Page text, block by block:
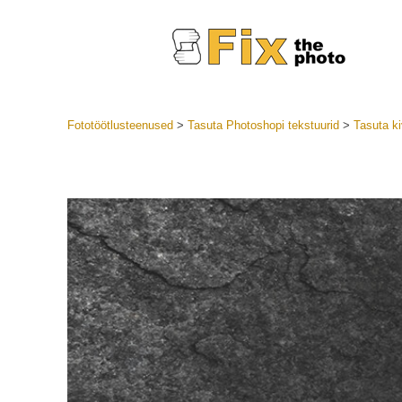
Parima
Mobiili
Fototöötlusteenused > Tasuta Photoshopi tekstuurid > Tasuta